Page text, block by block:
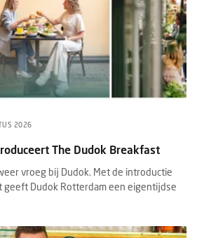
2026
The Dudok Breakfast
vroeg bij Dudok. Met de introductie
geeft Dudok Rotterdam een eigentijdse